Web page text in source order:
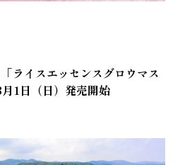
ライスエッセンスグロウマス
1日（日）発売開始